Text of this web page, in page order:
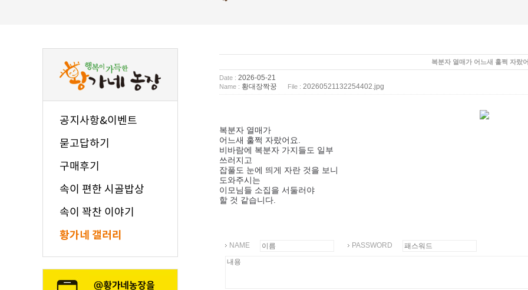
공지사항&이벤트
묻고답하기
구매후기
속이 편한 시골밥상
속이 꽉찬 이야기
황가네 갤러리
복분자 열매가 어느새 훌쩍 자랐
Date : 2026-05-21
Name : 황대장짝꿍 File : 20260521132254402.jpg
복분자 열매가
어느새 훌쩍 자랐어요.
비바람에 복분자 가지들도 일부
쓰러지고
잡풀도 눈에 띄게 자란 것을 보니
도와주시는
이모님들 소집을 서둘러야
할 것 같습니다.
NAME PASSWORD